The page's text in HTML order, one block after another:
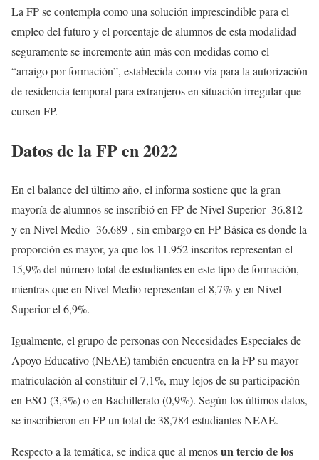
La FP se contempla como una solución imprescindible para el
empleo del futuro y el porcentaje de alumnos de esta modalidad
seguramente se incremente aún más con medidas como el
“arraigo por formación”, establecida como vía para la autorización
de residencia temporal para extranjeros en situación irregular que
cursen FP.
Datos de la FP en 2022
En el balance del último año, el informa sostiene que la gran
mayoría de alumnos se inscribió en FP de Nivel Superior- 36.812-
y en Nivel Medio- 36.689-, sin embargo en FP Básica es donde la
proporción es mayor, ya que los 11.952 inscritos representan el
15,9% del número total de estudiantes en este tipo de formación,
mientras que en Nivel Medio representan el 8,7% y en Nivel
Superior el 6,9%.
Igualmente, el grupo de personas con Necesidades Especiales de
Apoyo Educativo (NEAE) también encuentra en la FP su mayor
matriculación al constituir el 7,1%, muy lejos de su participación
en ESO (3,3%) o en Bachillerato (0,9%). Según los últimos datos,
se inscribieron en FP un total de 38,784 estudiantes NEAE.
Respecto a la temática, se indica que al menosun tercio de los